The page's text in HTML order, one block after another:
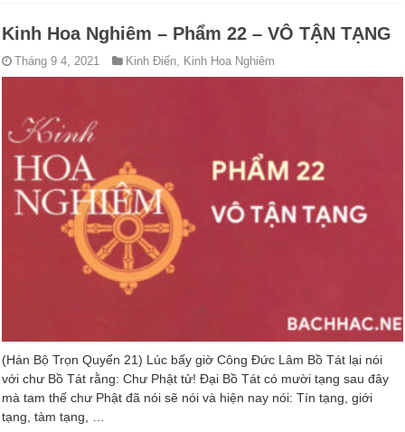
Kinh Hoa Nghiêm – Phẩm 22 – VÔ TẬN TẠNG
Tháng 9 4, 2021 Kinh Điển, Kinh Hoa Nghiêm
(Hán Bộ Trọn Quyển 21) Lúc bấy giờ Công Ðức Lâm Bồ Tát lại nói
với chư Bồ Tát rằng: Chư Phật tử! Ðại Bồ Tát có mười tạng sau đây
mà tam thế chư Phật đã nói sẽ nói và hiện nay nói: Tín tạng, giới
tạng, tàm tạng, …